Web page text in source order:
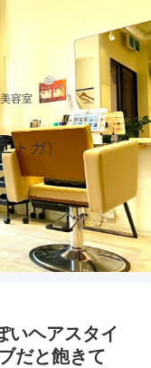
容室
トガ）
いヘアスタイ
だと飽きて